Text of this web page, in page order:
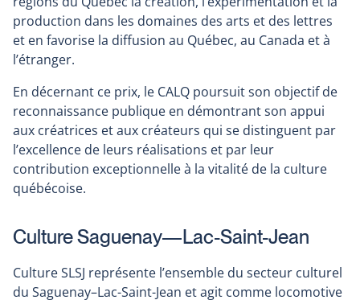
production dans les domaines des arts et des lettres
et en favorise la diffusion au Québec, au Canada et à
l’étranger.
En décernant ce prix, le CALQ poursuit son objectif de
reconnaissance publique en démontrant son appui
aux créatrices et aux créateurs qui se distinguent par
l’excellence de leurs réalisations et par leur
contribution exceptionnelle à la vitalité de la culture
québécoise.
Culture Saguenay—Lac-Saint-Jean
Culture SLSJ représente l’ensemble du secteur culturel
du Saguenay–Lac-Saint-Jean et agit comme locomotive